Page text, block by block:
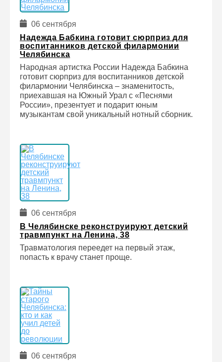
06 сентября
Надежда Бабкина готовит сюрприз для
воспитанников детской филармонии
Челябинска
Народная артистка России Надежда Бабкина
готовит сюрприз для воспитанников детской
филармонии Челябинска – знаменитость,
приехавшая на Южный Урал с «Песнями
России», презентует и подарит юным
музыкантам свой уникальный нотный сборник.
06 сентября
В Челябинске реконструируют детский
травмпункт на Ленина, 38
Травматология переедет на первый этаж,
попасть к врачу станет проще.
06 сентября